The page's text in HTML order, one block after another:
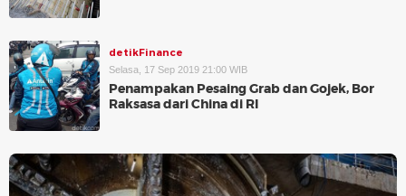
detikFinance
Selasa, 17 Sep 2019 21:00 WIB
Penampakan Pesaing Grab dan Gojek, Bor
Raksasa dari China di RI